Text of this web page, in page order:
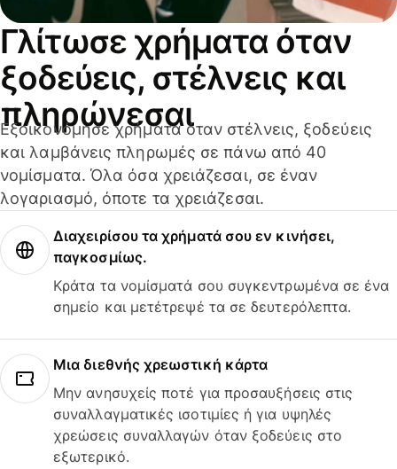
Γλίτωσε χρήματα όταν
ξοδεύεις, στέλνεις και
πληρώνεσαι
Εξοικονόμησε χρήματα όταν στέλνεις, ξοδεύεις
και λαμβάνεις πληρωμές σε πάνω από 40
νομίσματα. Όλα όσα χρειάζεσαι, σε έναν
λογαριασμό, όποτε τα χρειάζεσαι.
Διαχειρίσου τα χρήματά σου εν κινήσει,
παγκοσμίως.
Κράτα τα νομίσματά σου συγκεντρωμένα σε ένα
σημείο και μετέτρεψέ τα σε δευτερόλεπτα.
Μια διεθνής χρεωστική κάρτα
Μην ανησυχείς ποτέ για προσαυξήσεις στις
συναλλαγματικές ισοτιμίες ή για υψηλές
χρεώσεις συναλλαγών όταν ξοδεύεις στο
εξωτερικό.